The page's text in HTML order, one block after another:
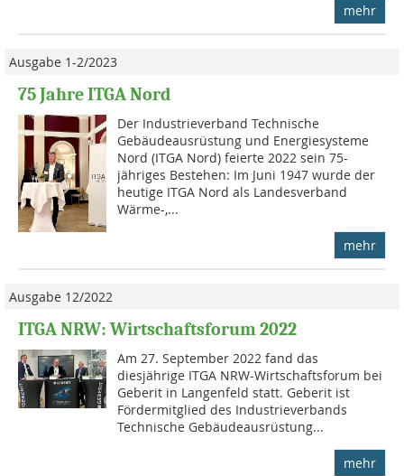
mehr
Ausgabe 1-2/2023
75 Jahre ITGA Nord
Der Industrieverband Technische
Gebäudeausrüstung und Energiesysteme
Nord (ITGA Nord) feierte 2022 sein 75-
jähriges Bestehen: Im Juni 1947 wurde der
heutige ITGA Nord als Landesverband
Wärme-,...
mehr
Ausgabe 12/2022
ITGA NRW: Wirtschaftsforum 2022
Am 27. September 2022 fand das
diesjährige ITGA NRW-Wirtschaftsforum bei
Geberit in Langenfeld statt. Geberit ist
Fördermitglied des Industrieverbands
Technische Gebäudeausrüstung...
mehr